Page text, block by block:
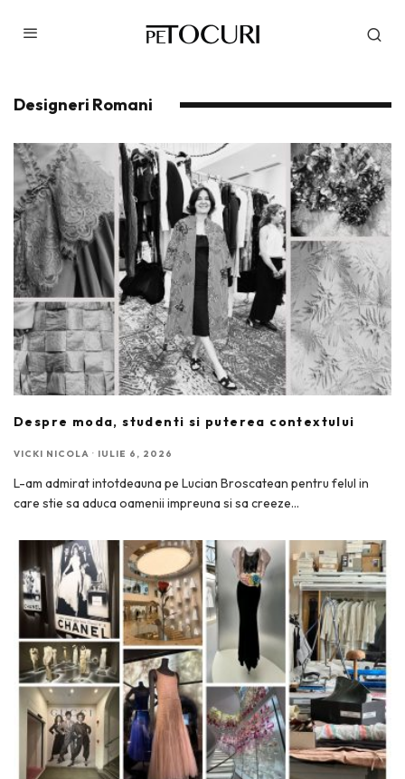
Designeri Romani
Despre moda, studenti si puterea contextului
VICKI NICOLA · IULIE 6, 2026
L-am admirat intotdeauna pe Lucian Broscatean pentru felul in
care stie sa aduca oamenii impreuna si sa creeze...